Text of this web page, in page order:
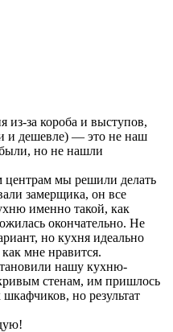
из-за короба и выступов,
и дешевле) — это не наш
но не нашли
центрам мы решили делать
замерщика, он все
именно такой, как
окончательно. Не
но кухня идеально
мне нравится.
нашу кухню-
стенам, им пришлось
но результат